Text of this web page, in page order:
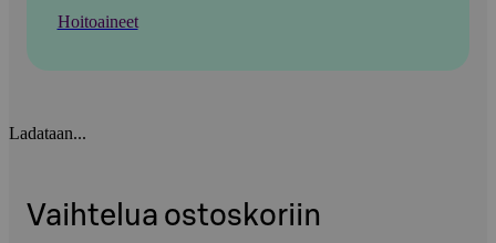
Hoitoaineet
Ladataan...
Vaihtelua ostoskoriin